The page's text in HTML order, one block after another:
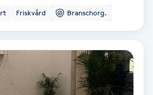
Friskvård Branschorg.